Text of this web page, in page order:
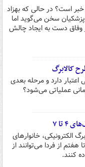
است؟ در حالی که بهزاد
سخن می‌گوید اما
وفاق دست به ایجاد چالش
کالابرگ
اعتبار دارد و مرحله بعدی
عملیاتی می‌شود؟
تا ۷
الکترونیکی، خانوارهای
از فردا می‌توانند از
کنند.